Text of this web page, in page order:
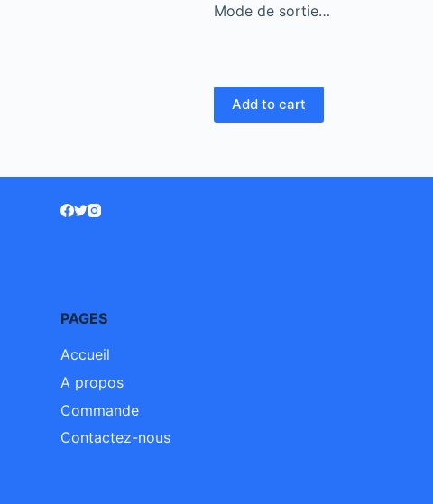
Mode de sortie…
Add to cart
PAGES
Accueil
A propos
Commande
Contactez-nous